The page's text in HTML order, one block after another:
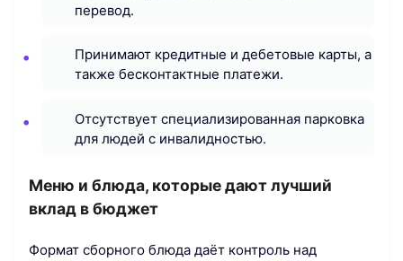
перевод.
Принимают кредитные и дебетовые карты, а
также бесконтактные платежи.
Отсутствует специализированная парковка
для людей с инвалидностью.
Меню и блюда, которые дают лучший
вклад в бюджет
Формат сборного блюда даёт контроль над